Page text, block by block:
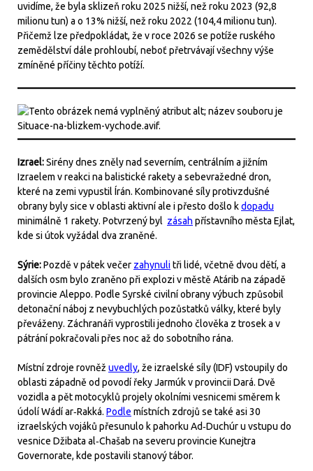
uvidíme, že byla sklizeň roku 2025 nižší, než roku 2023 (92,8
milionu tun) a o 13% nižší, než roku 2022 (104,4 milionu tun).
Přičemž lze předpokládat, že v roce 2026 se potíže ruského
zemědělství dále prohloubí, neboť přetrvávají všechny výše
zmíněné příčiny těchto potíží.
Izrael:Sirény dnes zněly nad severním, centrálním a jižním
Izraelem v reakci na balistické rakety a sebevražedné dron,
které na zemi vypustil Írán. Kombinované síly protivzdušné
obrany byly sice v oblasti aktivní ale i přesto došlo kdopadu
minimálně 1 rakety. Potvrzený byl zásah přístavního města Ejlat,
kde si útok vyžádal dva zraněné.
Sýrie:Pozdě v pátek večer zahynulitři lidé, včetně dvou dětí, a
dalších osm bylo zraněno při explozi v městě Atárib na západě
provincie Aleppo. Podle Syrské civilní obrany výbuch způsobil
detonační náboj z nevybuchlých pozůstatků války, které byly
převáženy. Záchranáři vyprostili jednoho člověka z trosek a v
pátrání pokračovali přes noc až do sobotního rána.
Místní zdroje rovněž uvedly, že izraelské síly (IDF) vstoupily do
oblasti západně od povodí řeky Jarmúk v provincii Dará. Dvě
vozidla a pět motocyklů projely okolními vesnicemi směrem k
údolí Wádí ar‑Rakká. Podle místních zdrojů se také asi 30
izraelských vojáků přesunulo k pahorku Ad‑Duchúr u vstupu do
vesnice Džibata al‑Chašab na severu provincie Kunejtra
Governorate, kde postavili stanový tábor.